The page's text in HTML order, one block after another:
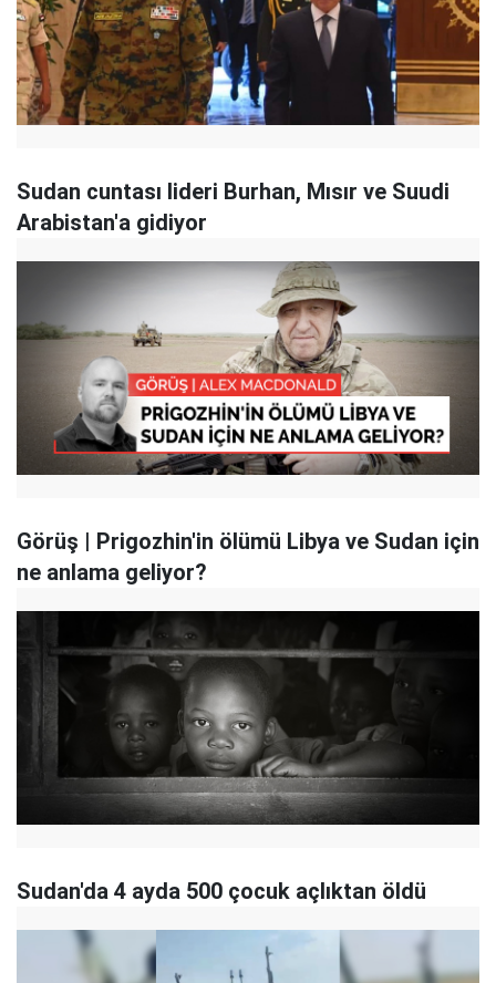
Sudan cuntası lideri Burhan, Mısır ve Suudi
Arabistan'a gidiyor
Görüş | Prigozhin'in ölümü Libya ve Sudan için
ne anlama geliyor?
Sudan'da 4 ayda 500 çocuk açlıktan öldü